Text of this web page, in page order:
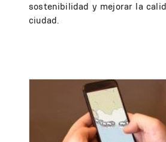
sostenibilidad y mejorar la
ciudad.